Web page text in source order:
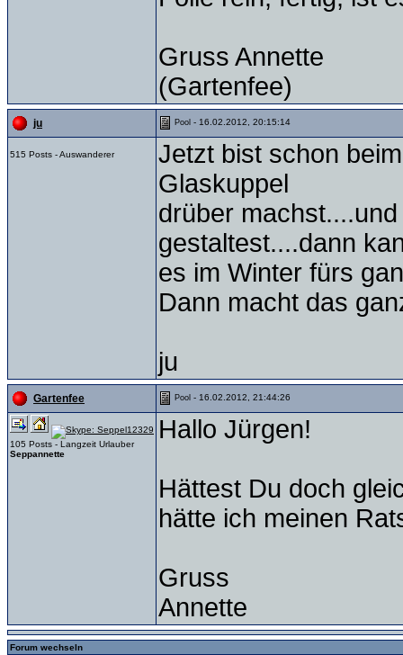
Gruss Annette
(Gartenfee)
ju Pool - 16.02.2012, 20:15:14
515 Posts - Auswanderer
Jetzt bist schon
Glaskuppel
drüber
gestaltest....dann
es im Winter fürs
Dann macht das
ju
Gartenfee Pool - 16.02.2012, 21:44:26
105 Posts - Langzeit Urlauber
Seppannette
Hallo Jürgen!
Hättest Du doch
hätte ich meinen
Gruss
Annette
Forum wechseln